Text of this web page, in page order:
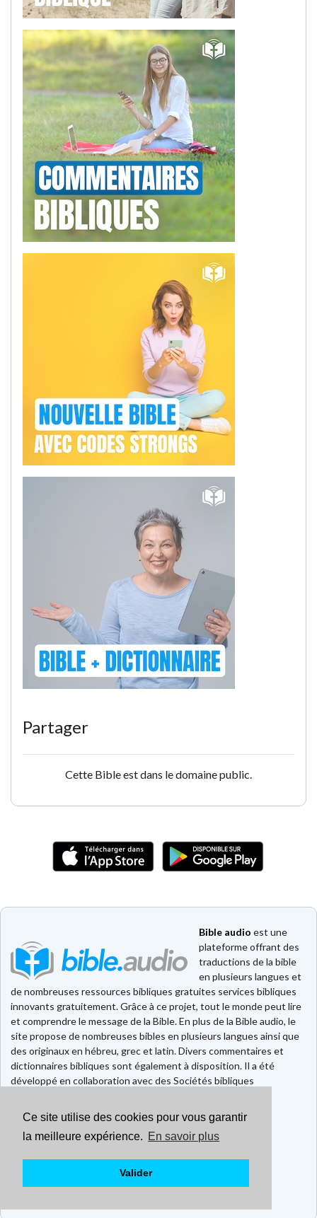
Ce site utilise des cookies pour vous garantir
la meilleure expérience. En savoir plus
Valider
Partager
Cette Bible est dans le domaine public.
Bible audio est une
plateforme offrant des
traductions de la bible
en plusieurs langues et
de nombreuses ressources bibliques gratuites services bibliques
innovants gratuitement. Grâce à ce projet, tout le monde peut lire
et comprendre le message de la Bible. En plus de la Bible audio, le
site propose de nombreuses bibles en plusieurs langues ainsi que
des originaux en hébreu, grec et latin. Divers commentaires et
dictionnaires bibliques sont également à disposition. Il a été
développé en collaboration avec des Sociétés bibliques
Faire un don
Contact